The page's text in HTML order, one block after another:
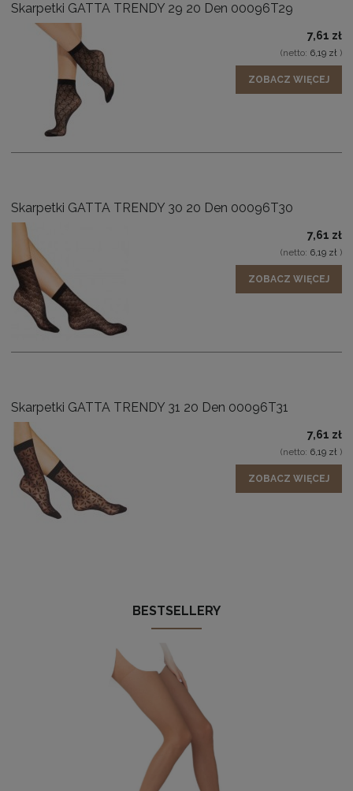
Skarpetki GATTA TRENDY 29 20 Den 00096T29
7,61 zł
(netto: 6,19 zł )
ZOBACZ WIĘCEJ
Skarpetki GATTA TRENDY 30 20 Den 00096T30
7,61 zł
(netto: 6,19 zł )
ZOBACZ WIĘCEJ
Skarpetki GATTA TRENDY 31 20 Den 00096T31
7,61 zł
(netto: 6,19 zł )
ZOBACZ WIĘCEJ
BESTSELLERY